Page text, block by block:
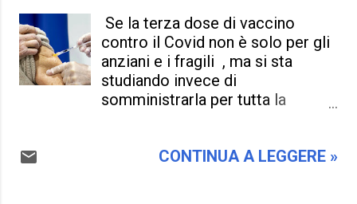
trasmissione , è che qualcosa in
loro non funziona , non funziona
che quel "canta che ti passa" può
avere come funzione terapeutica
, ma nella realtà c'è molto di più e
non possiamo risolvere i
parte questo penserete che odi
la buona musica e il Festival , "
Se la terza dose di vaccino
contro il Covid non è solo per gli
anziani e i fragili , ma si sta
studiando invece di
somministrarla per tutta la
Coronavirus non è debellato e fa
CONTINUA A LEGGERE »